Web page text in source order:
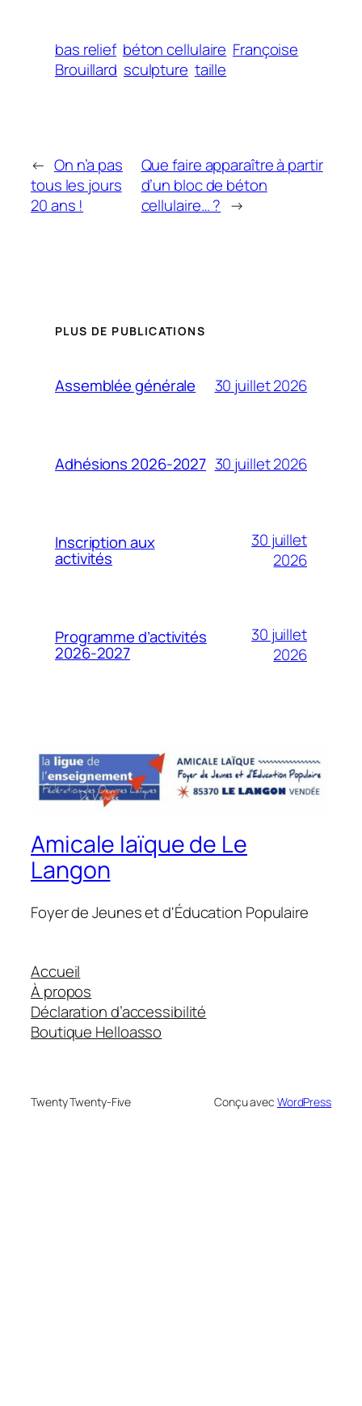
bas relief béton cellulaire Françoise
Brouillard sculpture taille
← On n’a pas
tous les jours
20 ans !
Que faire apparaître à partir
d’un bloc de béton
cellulaire… ? →
PLUS DE PUBLICATIONS
Assemblée générale 30 juillet 2026
Adhésions 2026-2027 30 juillet 2026
Inscription aux
activités
30 juillet
2026
Programme d’activités
2026-2027
30 juillet
2026
Amicale laïque de Le
Langon
Foyer de Jeunes et d'Éducation Populaire
Accueil
À propos
Déclaration d’accessibilité
Boutique Helloasso
Twenty Twenty-Five Conçu avec WordPress